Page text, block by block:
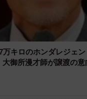
万キロのホンダレジェ
御所漫才師が譲渡の意